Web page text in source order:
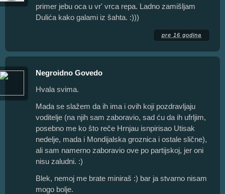
primer jebu oca u vr' vrca repa. Ladno zamišljam
Dulića kako galami iz šahta. :)))
pre 16 godina
Negroidno Govedo
Hvala svima.
Mada se slažem da ih ima i ovih koji pozdravljaju
voditelje (na njih sam zaboravio, sad ću da ih ufrljim,
posebno me ko što reče Hrnjau isnpirisao Utisak
nedelje, mada i Mondijalska groznica i ostale slične),
ali sam namerno zaboravio ove po partijskoj, jer oni
nisu zaludni. :)
Blek, nemoj me brate miniraš :) bar ja stvarno nisam
mogo bolje.